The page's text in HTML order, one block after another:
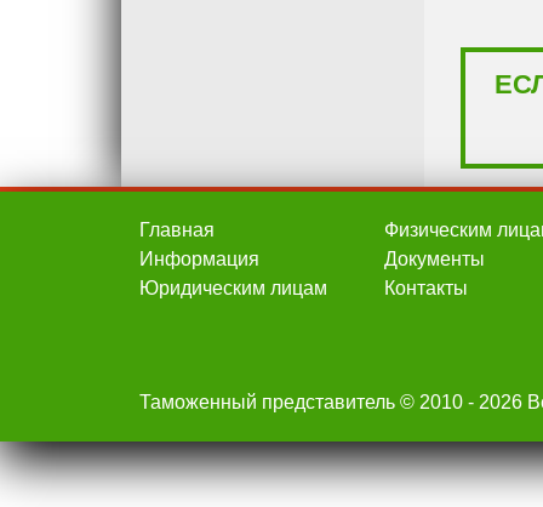
Главная
Информация
Юридическим лицам
Физическим
Документы
Контакты
Таможенный представитель © 2010 - 2026